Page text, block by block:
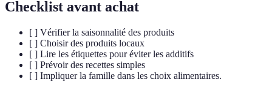
Checklist avant achat
[ ] Vérifier la saisonnalité des produits
[ ] Choisir des produits locaux
[ ] Lire les étiquettes pour éviter les additifs
[ ] Prévoir des recettes simples
[ ] Impliquer la famille dans les choix alimentaires.